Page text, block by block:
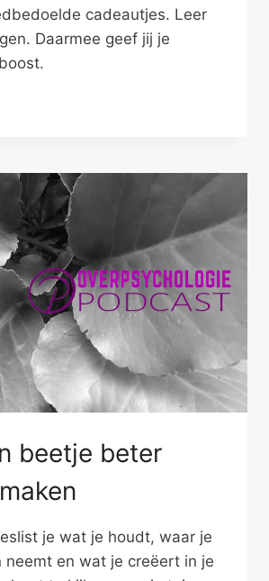
cadeautjes. Leer
Daarmee geef jij je
beetje beter
je wat je houdt, waar je
neemt en wat je creëert in je